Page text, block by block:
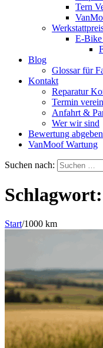
Tern
E-Bike
Blog
Glossar für
Kontakt
Reparatur
Termin
Anfahrt &
Wer wir sind
Bewertung abgeben
VanMoof Wartung
Suchen nach:
Schlagwort:
Start/1000 km